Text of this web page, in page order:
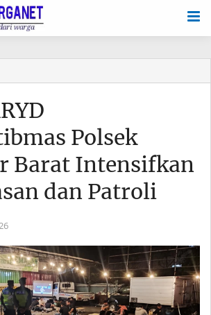
Polsek
Barat Intensifkan
dan Patroli